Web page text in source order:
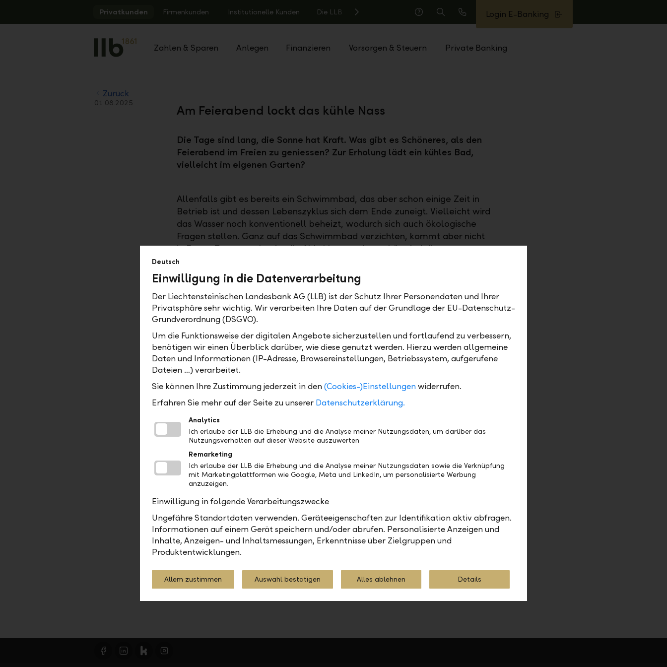
Privatkunden Firmenkunden Institutionelle Kunden Die LLB
Hilfe
Suche
Anrufen
Login E-Banking
Zahlen & Sparen Anlegen Finanzieren Vorsorgen & Steuern Private Banking
Zurück
01.08.2025 Am Feierabend lockt das kühle Nass
Die Tage sind lang, die Sonne hat Kraft. Was gibt es Schöneres, als den
Feierabend im Freien zu geniessen? Zur Erholung lädt ein kühles Bad,
vielleicht im eigenen Garten?
Allenfalls gibt es bereits ein Schwimmbad, das aber schon einige Zeit in
Betrieb ist und dessen Lebenszyklus sich dem Ende zuneigt. Vielleicht wird
das Wasser noch konventionell beheizt, wodurch sich auch ökologische
Fragen stellen. Ganz auf das Schwimmbad verzichten, kommt aber nicht
in Frage: Zu angenehm ist die Abkühlung und zu schön sind die
Erinnerungen, als sich die Kinder Nachmittage lang austobten und
spielten.
Ein neues Becken soll es also sein – oder doch ein Schwimmteich? Dieser
würde viele Vorteile bieten und für die Tier- und Pflanzenwelt wichtigen
Lebensraum schaffen. Es lohnt sich also auch Alternativen zu prüfen und
sich gut beraten zu lassen. Gut beraten ist in jedem Fall, wer für seine
Wünsche immer genügend Mittel zur Verfügung hat. Clever angespart
oder ertragreich angelegt, kann ein solcher Grundstock nicht nur Träume
erfüllen, sondern auch helfen den Wert der Immobilie zu erhalten.
Wie das geht? Die Fachexperten der LLB stehen Ihnen zur Seite und
unterstützen Sie dabei, Ihre Möglichkeiten auszuloten. Unsere
übersehen. Vereinbaren Sie einen Termin für ein persönliches Gespräch.
Unsere Kundenberaterinnen und Kundenberater sind gerne für Sie da.
Weitere Informationen erhalten Sie online unter
telefonisch unter +423 236 93 30.
2025 Finanzieren
Deutsch
Einwilligung in die Datenverarbeitung
Der Liechtensteinischen Landesbank AG (LLB) ist der Schutz Ihrer Personendaten und Ihrer
Privatsphäre sehr wichtig. Wir verarbeiten Ihre Daten auf der Grundlage der EU-Datenschutz-
Grundverordnung (DSGVO).
Um die Funktionsweise der digitalen Angebote sicherzustellen und fortlaufend zu verbessern,
benötigen wir einen Überblick darüber, wie diese genutzt werden. Hierzu werden allgemeine
Daten und Informationen (IP-Adresse, Browsereinstellungen, Betriebssystem, aufgerufene
Dateien …) verarbeitet.
Sie können Ihre Zustimmung jederzeit in den(Cookies-)Einstellungenwiderrufen.
Erfahren Sie mehr auf der Seite zu unserer Datenschutzerklärung.
Analytics
Ich erlaube der LLB die Erhebung und die Analyse meiner Nutzungsdaten, um darüber das
Nutzungsverhalten auf dieser Website auszuwerten
Remarketing
Ich erlaube der LLB die Erhebung und die Analyse meiner Nutzungsdaten sowie die Verknüpfung
mit Marketingplattformen wie Google, Meta und LinkedIn, um personalisierte Werbung
anzuzeigen.
Einwilligung in folgende Verarbeitungszwecke
Ungefähre Standortdaten verwenden. Geräteeigenschaften zur Identifikation aktiv abfragen.
Informationen auf einem Gerät speichern und/oder abrufen. Personalisierte Anzeigen und
Inhalte, Anzeigen- und Inhaltsmessungen, Erkenntnisse über Zielgruppen und
Produktentwicklungen.
Allem zustimmen Auswahl bestätigen Alles ablehnen Details